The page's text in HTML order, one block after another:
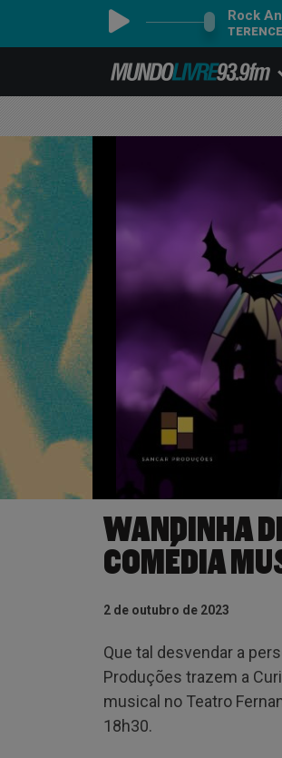
Rock
WANDINHA
COMÉDIA
2 de outubro de 2023
Que tal desvendar a
Produções trazem a
musical no Teatro
18h30.